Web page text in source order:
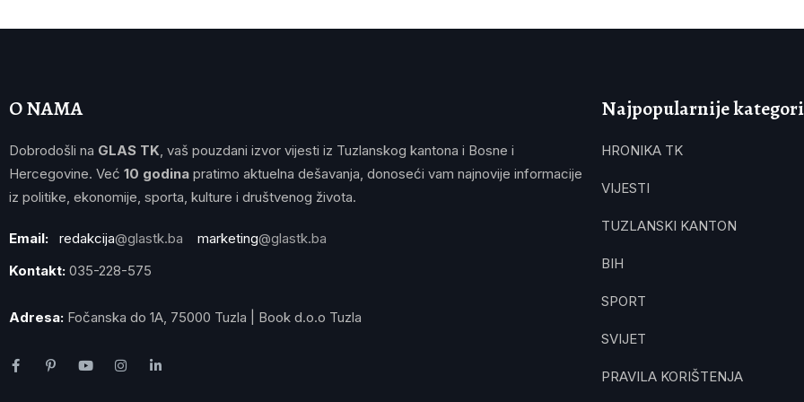
O NAMA
Dobrodošli na GLAS TK, vaš pouzdani izvor vijesti iz Tuzlanskog kantona i Bosne i
Hercegovine. Već 10 godina pratimo aktuelna dešavanja, donoseći vam najnovije informacije
iz politike, ekonomije, sporta, kulture i društvenog života.
Email: redakcija@glastk.ba marketing@glastk.ba
Kontakt: 035-228-575
Adresa: Fočanska do 1A, 75000 Tuzla | Book d.o.o Tuzla
Najpopularnije
HRONIKA TK
VIJESTI
TUZLANSKI KANTON
BIH
SPORT
SVIJET
PRAVILA KORIŠTENJA